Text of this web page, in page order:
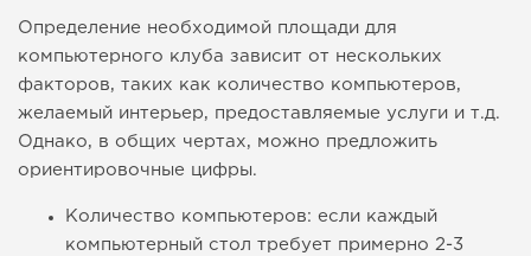
Определение необходимой площади для
компьютерного клуба зависит от нескольких
факторов, таких как количество компьютеров,
желаемый интерьер, предоставляемые услуги и т.д.
Однако, в общих чертах, можно предложить
ориентировочные цифры.
Количество компьютеров: если каждый
компьютерный стол требует примерно 2-3